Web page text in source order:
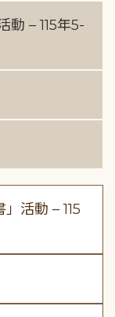
動 – 115年5-
活動 – 115